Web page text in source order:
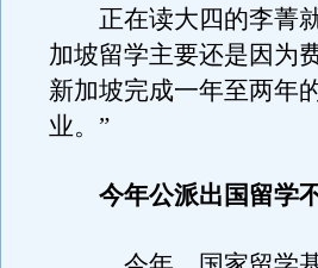
正在读大四的李菁就
加坡留学主要还是因为
新加坡完成一年至两年
业。”
今年公派出国留学不